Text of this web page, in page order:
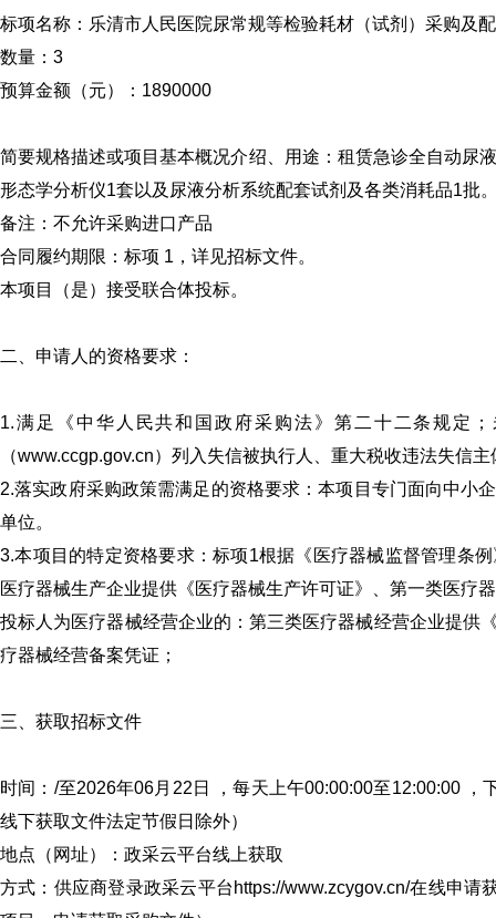
标项名称：乐清市人民医院尿常规等检验耗材（试剂）采购
数量：3
预算金额（元）：1890000
简要规格描述或项目基本概况介绍、用途：租赁急诊全自动尿
形态学分析仪1套以及尿液分析系统配套试剂及各类消耗品1
备注：不允许采购进口产品
合同履约期限：标项 1，详见招标文件。
本项目（是）接受联合体投标。
二、申请人的资格要求：
1.满足《中华人民共和国政府采购法》第二十二条规定；
（www.ccgp.gov.cn）列入失信被执行人、重大税收违法失信
2.落实政府采购政策需满足的资格要求：本项目专门面向中小
单位。
3.本项目的特定资格要求：标项1根据《医疗器械监督管理条
医疗器械生产企业提供《医疗器械生产许可证》、第一类医疗
投标人为医疗器械经营企业的：第三类医疗器械经营企业提供
疗器械经营备案凭证；
三、获取招标文件
时间：/至2026年06月22日 ，每天上午00:00:00至12:00:00
线下获取文件法定节假日除外）
地点（网址）：政采云平台线上获取
方式：供应商登录政采云平台https://www.zcygov.cn/在线申请